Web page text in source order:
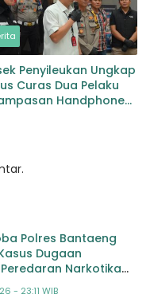
Penyileukan Ungkap
Curas Dua Pelaku
Handphone
Polres Bantaeng
Dugaan
Narkotika
- 23:11 WIB